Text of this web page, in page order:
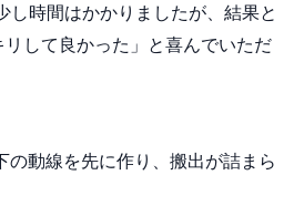
し時間はかかりましたが、結果と
して良かった」と喜んでいただ
の動線を先に作り、搬出が詰まら